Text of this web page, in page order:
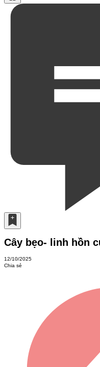
Cây bẹo- linh hồn
12/10/2025
Chia sẻ